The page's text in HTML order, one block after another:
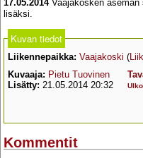
17.05.2014Vaajakosken aseman
lisäksi.
Kuvan tiedot
Liikennepaikka: Vaajakoski (
Kuvaaja: Pietu Tuovinen
Lisätty: 21.05.2014 20:32
Kommentit